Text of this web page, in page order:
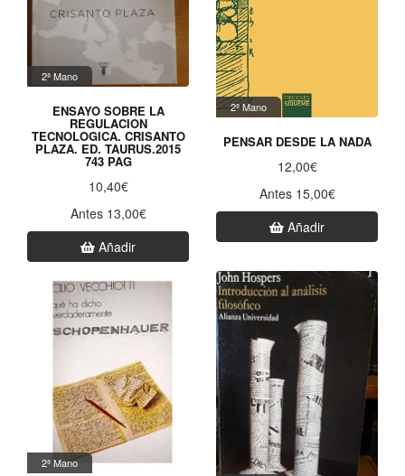
2ª Mano
ENSAYO SOBRE LA
REGULACION
TECNOLOGICA. CRISANTO
PLAZA. ED. TAURUS.2015
743 PAG
10,40€
Antes 13,00€
Añadir
2ª Mano
PENSAR DESDE LA NADA
12,00€
Antes 15,00€
Añadir
2ª Mano